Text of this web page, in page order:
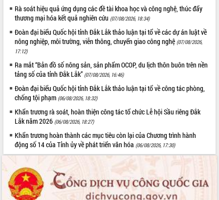
Hòn Yến phát triển du lịch gắn với bảo
Lấy ý kiến điều chỉnh Quy hoạch tỉnh
Đắk Lắk thời kỳ 2021-2030, tầm nhìn
đến năm 2050
Phát động chiến dịch 30 ngày đêm
giải phóng mặt bằng Tuyến đường bộ
ven biển
Đắk Lắk nỗ lực thúc đẩy tăng trưởng
kinh tế từ 10% trở lên trong Quý
II/2026
Đắk Lắk ký kết thỏa thuận hợp tác về
chuyển đổi số giai đoạn 2026 – 2030
với Tập đoàn Bưu chính Viễn thông
Thứ trưởng Bộ Y tế làm việc với tỉnh
Đắk Lắk về phát triển nhân lực y tế
cho trạm y tế cấp xã
Rà soát hiệu quả ứng dụng các đề tài khoa học và công nghệ, thúc đẩy
thương mại hóa kết quả nghiên cứu (07/08/2026, 18:34)
Đoàn đại biểu Quốc hội tỉnh Đắk Lắk thảo luận tại tổ về các dự án luật về
nông nghiệp, môi trường, viễn thông, chuyển giao công nghệ (07/08/2026,
17:12)
Ra mắt “Bản đồ số nông sản, sản phẩm OCOP, du lịch thôn buôn trên nền
tảng số của tỉnh Đắk Lắk” (07/08/2026, 16:46)
Đoàn đại biểu Quốc hội tỉnh Đắk Lắk thảo luận tại tổ về công tác phòng,
chống tội phạm (06/08/2026, 18:32)
Khẩn trương rà soát, hoàn thiện công tác tổ chức Lễ hội Sầu riêng Đắk
Lắk năm 2026 (06/08/2026, 18:27)
Khẩn trương hoàn thành các mục tiêu còn lại của Chương trình hành
động số 14 của Tỉnh ủy về phát triển văn hóa (06/08/2026, 17:30)